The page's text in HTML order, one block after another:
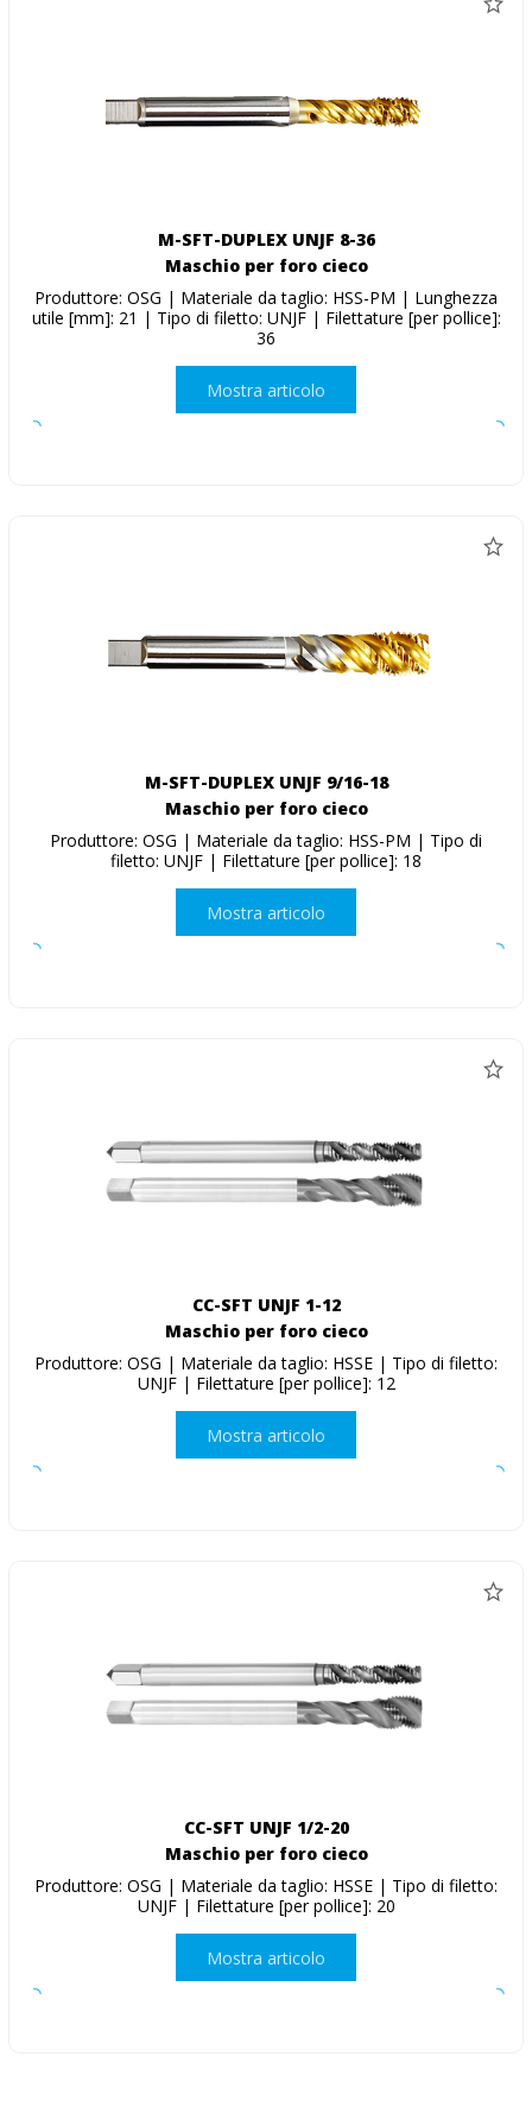
M-SFT-DUPLEX UNJF 8-36
Maschio per foro cieco
Produttore: OSG | Materiale da taglio: HSS-PM | Lunghezza
utile [mm]: 21 | Tipo di filetto: UNJF | Filettature [per pollice]:
36
Mostra articolo
M-SFT-DUPLEX UNJF 9/16-18
Maschio per foro cieco
Produttore: OSG | Materiale da taglio: HSS-PM | Tipo di
filetto: UNJF | Filettature [per pollice]: 18
Mostra articolo
CC-SFT UNJF 1-12
Maschio per foro cieco
Produttore: OSG | Materiale da taglio: HSSE | Tipo di filetto:
UNJF | Filettature [per pollice]: 12
Mostra articolo
CC-SFT UNJF 1/2-20
Maschio per foro cieco
Produttore: OSG | Materiale da taglio: HSSE | Tipo di filetto:
UNJF | Filettature [per pollice]: 20
Mostra articolo